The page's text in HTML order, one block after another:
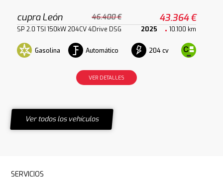
cupra León 46.400 € 43.364 €
SP 2.0 TSI 150kW 204CV 4Drive DSG 2025 10.100 km
Gasolina Automático 204 cv
VER DETALLES
Ver todos los vehículos
SERVICIOS